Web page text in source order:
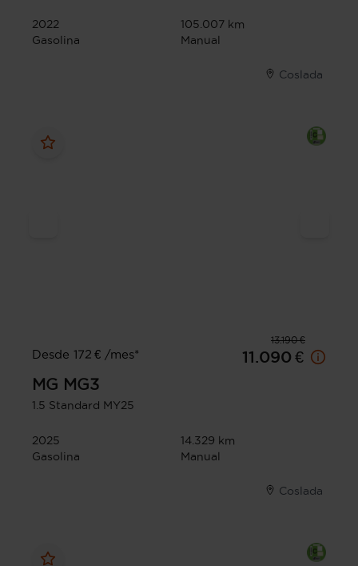
2022
105.007 km
Gasolina
Manual
Coslada
13.190 €
Desde 172 € /mes*
11.090 €
MG MG3
1.5 Standard MY25
2025
14.329 km
Gasolina
Manual
Coslada